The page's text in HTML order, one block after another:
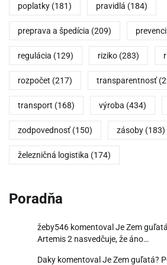
poplatky (181) pravidlá (184)
preprava a špedícia (209)
regulácia (129) riziko (283)
rozpočet (217) transparentnosť
transport (168) výroba (434)
zodpovednosť (150) zásoby (183)
železničná logistika (174)
Poradňa
žeby546 komentoval Je Zem
Artemis 2 nasvedčuje, že áno…
Daky komentoval Je Zem guľatá?